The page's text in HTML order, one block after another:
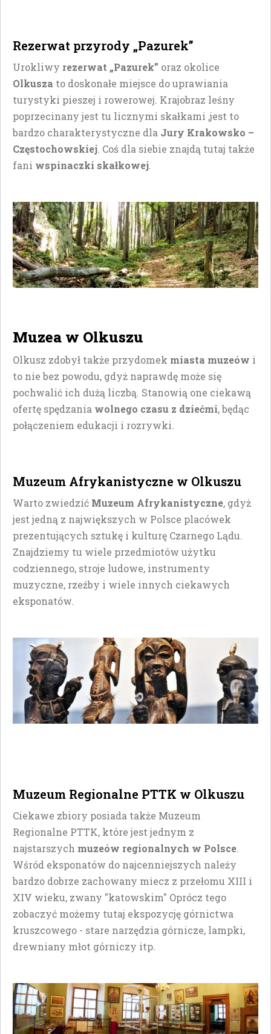
Rezerwat przyrody „Pazurek”
Urokliwy rezerwat „Pazurek” oraz okolice
Olkusza to doskonałe miejsce do uprawiania
turystyki pieszej i rowerowej. Krajobraz leśny
poprzecinany jest tu licznymi skałkami ,jest to
bardzo charakterystyczne dla Jury Krakowsko –
Częstochowskiej. Coś dla siebie znajdą tutaj także
fani wspinaczki skałkowej.
Muzea w Olkuszu
Olkusz zdobył także przydomek miasta muzeów i
to nie bez powodu, gdyż naprawdę może się
pochwalić ich dużą liczbą. Stanowią one ciekawą
ofertę spędzania wolnego czasu z dziećmi, będąc
połączeniem edukacji i rozrywki.
Muzeum Afrykanistyczne w Olkuszu
Warto zwiedzić Muzeum Afrykanistyczne, gdyż
jest jedną z największych w Polsce placówek
prezentujących sztukę i kulturę Czarnego Lądu.
Znajdziemy tu wiele przedmiotów użytku
codziennego, stroje ludowe, instrumenty
muzyczne, rzeźby i wiele innych ciekawych
eksponatów.
Muzeum Regionalne PTTK w Olkuszu
Ciekawe zbiory posiada także Muzeum
Regionalne PTTK, które jest jednym z
najstarszych muzeów regionalnych w Polsce.
Wśród eksponatów do najcenniejszych należy
bardzo dobrze zachowany miecz z przełomu XIII i
XIV wieku, zwany "katowskim" Oprócz tego
zobaczyć możemy tutaj ekspozycję górnictwa
kruszcowego - stare narzędzia górnicze, lampki,
drewniany młot górniczy itp.